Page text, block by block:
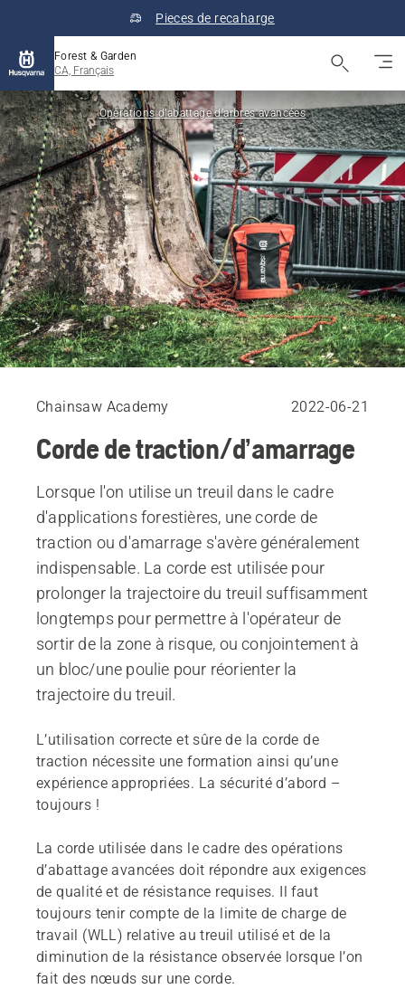
Pieces de recaharge
Forest & Garden
CA, Français
Opérations d’abattage d’arbres avancées
Chainsaw Academy 2022-06-21
Corde de traction/d’amarrage
Lorsque l'on utilise un treuil dans le cadre
d'applications forestières, une corde de
traction ou d'amarrage s'avère généralement
indispensable. La corde est utilisée pour
prolonger la trajectoire du treuil suffisamment
longtemps pour permettre à l'opérateur de
sortir de la zone à risque, ou conjointement à
un bloc/une poulie pour réorienter la
trajectoire du treuil.
L’utilisation correcte et sûre de la corde de
traction nécessite une formation ainsi qu’une
expérience appropriées. La sécurité d’abord –
toujours !
La corde utilisée dans le cadre des opérations
d’abattage avancées doit répondre aux exigences
de qualité et de résistance requises. Il faut
toujours tenir compte de la limite de charge de
travail (WLL) relative au treuil utilisé et de la
diminution de la résistance observée lorsque l’on
fait des nœuds sur une corde.